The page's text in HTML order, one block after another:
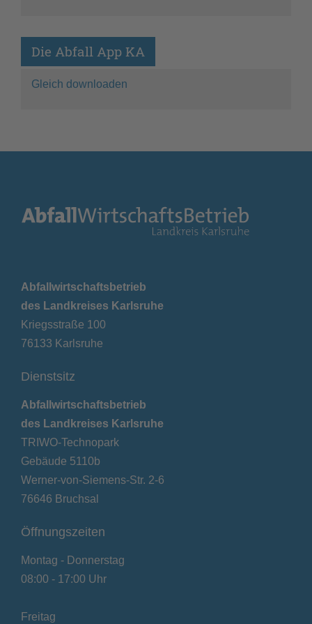
Die Abfall App KA
Gleich downloaden
Abfallwirtschaftsbetrieb
des Landkreises Karlsruhe
Kriegsstraße 100
76133 Karlsruhe
Dienstsitz
Abfallwirtschaftsbetrieb
des Landkreises Karlsruhe
TRIWO-Technopark
Gebäude 5110b
Werner-von-Siemens-Str. 2-6
76646 Bruchsal
Öffnungszeiten
Montag - Donnerstag
08:00 - 17:00 Uhr
Freitag